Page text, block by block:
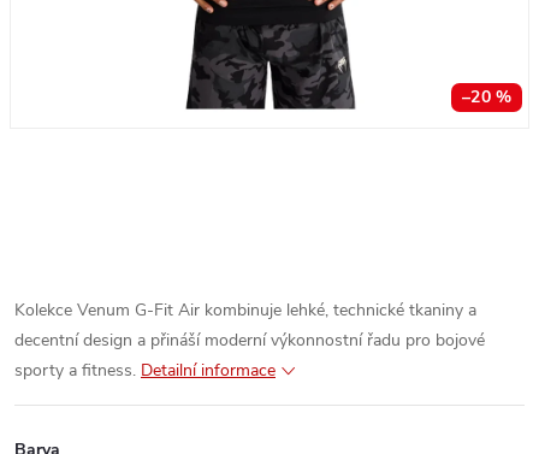
–20 %
Kolekce Venum G-Fit Air kombinuje lehké, technické tkaniny a
decentní design a přináší moderní výkonnostní řadu pro bojové
sporty a fitness. Detailní informace